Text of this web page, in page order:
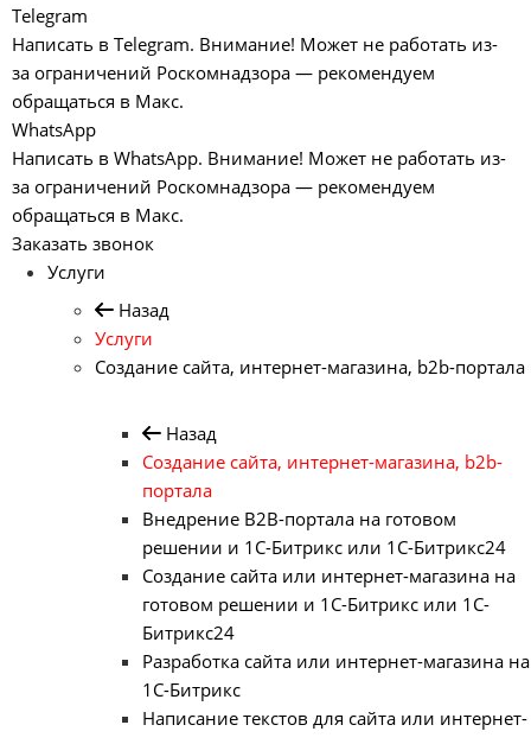
Telegram
Написать в Telegram. Внимание! Может не работать из-
за ограничений Роскомнадзора — рекомендуем
обращаться в Макс.
WhatsApp
Написать в WhatsApp. Внимание! Может не работать из-
за ограничений Роскомнадзора — рекомендуем
обращаться в Макс.
Заказать звонок
Услуги
Назад
Услуги
Создание сайта, интернет-магазина, b2b-портала
Назад
Создание сайта, интернет-магазина, b2b-
портала
Внедрение B2B-портала на готовом
решении и 1С-Битрикс или 1С-Битрикс24
Создание сайта или интернет-магазина на
готовом решении и 1С-Битрикс или 1С-
Битрикс24
Разработка сайта или интернет-магазина на
1С-Битрикс
Написание текстов для сайта или интернет-